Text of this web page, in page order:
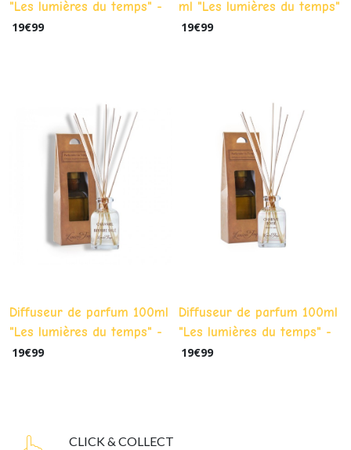
"Les lumières du temps" -
Nougat grillé
19€99
ml "Les lumières du temps"
- Oud
19€99
Diffuseur de parfum 100ml
"Les lumières du temps" -
Caramel Beurre Salé
19€99
Diffuseur de parfum 100ml
"Les lumières du temps" -
Charme Boisé
19€99
CLICK & COLLECT